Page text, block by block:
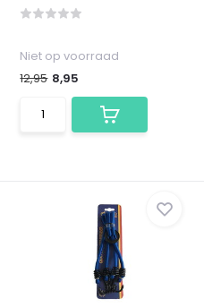
Niet op voorraad
12,95 8,95